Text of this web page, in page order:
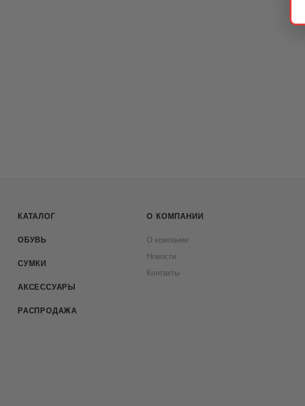
КАТАЛОГ
ОБУВЬ
СУМКИ
АКСЕССУАРЫ
РАСПРОДАЖА
О КОМПАНИИ
О компании
Новости
Контакты